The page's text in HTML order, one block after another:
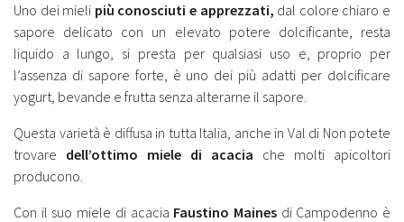
Uno dei mieli più conosciuti e apprezzati, dal colore chiaro e
sapore delicato con un elevato potere dolcificante, resta
liquido a lungo, si presta per qualsiasi uso e, proprio per
l’assenza di sapore forte, è uno dei più adatti per dolcificare
yogurt, bevande e frutta senza alterarne il sapore.
Questa varietà è diffusa in tutta Italia, anche in Val di Non potete
trovare dell’ottimo miele di acacia che molti apicoltori
producono.
Con il suo miele di acacia Faustino Mainesdi Campodenno è